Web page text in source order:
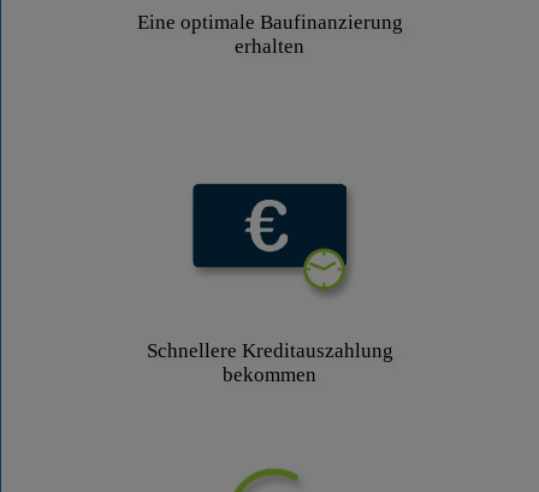
Eine optimale Baufinanzierung
erhalten
Schnellere Kreditauszahlung
bekommen